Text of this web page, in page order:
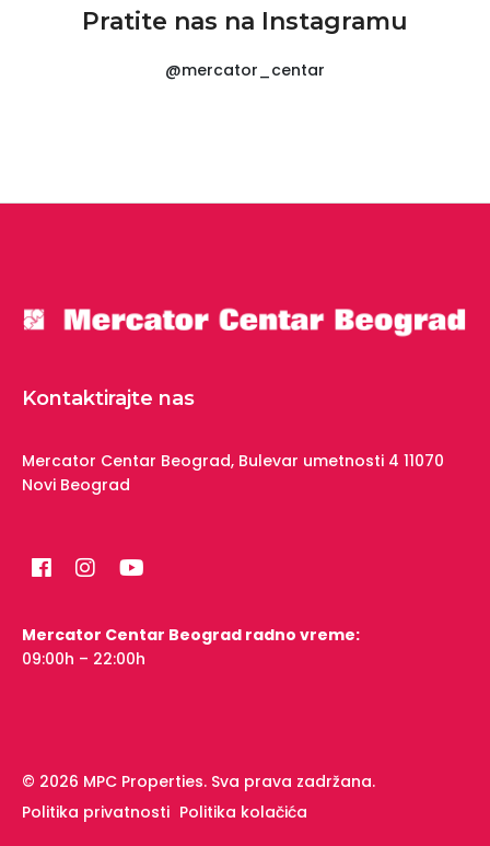
Pratite nas na Instagramu
@mercator_centar
Kontaktirajte nas
Mercator Centar Beograd, Bulevar umetnosti 4 11070
Novi Beograd
Mercator Centar Beograd radno vreme:
09:00h – 22:00h
© 2026 MPC Properties. Sva prava zadržana.
Politika privatnosti Politika kolačića